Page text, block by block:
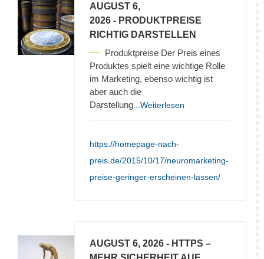
AUGUST 6,
2026 - PRODUKTPREISE
RICHTIG DARSTELLEN
Produktpreise Der Preis eines
Produktes spielt eine wichtige Rolle
im Marketing, ebenso wichtig ist
aber auch die
Darstellung ...Weiterlesen
https://homepage-nach-
preis.de/2015/10/17/neuromarketing-
preise-geringer-erscheinen-lassen/
AUGUST 6, 2026 - HTTPS –